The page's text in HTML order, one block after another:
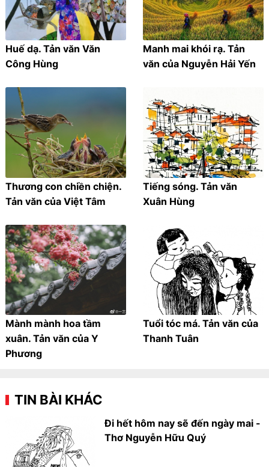
Huế dạ. Tản văn Văn
Công Hùng
Manh mai khói rạ. Tản
văn của Nguyễn Hải Yến
Thương con chiền chiện.
Tản văn của Việt Tâm
Tiếng sóng. Tản văn
Xuân Hùng
Mành mành hoa tầm
xuân. Tản văn của Y
Phương
Tuổi tóc má. Tản văn của
Thanh Tuân
TIN BÀI KHÁC
Đi hết hôm nay sẽ đến ngày mai -
Thơ Nguyễn Hữu Quý